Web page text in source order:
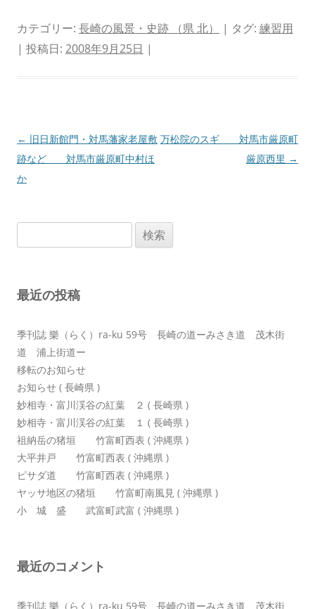
カテゴリー: 長崎の風景・史跡 （県 北） | タグ: 練習用
| 投稿日: 2008年9月25日 |
投
稿
ナ
ン
← 旧日新館門・対馬藩家老屋敷
跡など 対馬市厳原町中村ほ
か
万松院のスギ 対馬市厳原町
厳原西里 →
索:
最近の投稿
季刊誌 樂（らく）ra-ku 59号 長崎の道ーみさき道 茂木街
道 浦上街道ー
移転のお知らせ
お知らせ ( 長崎県 )
妙相寺・富川渓谷の紅葉 ２ ( 長崎県 )
妙相寺・富川渓谷の紅葉 １ ( 長崎県 )
祖納岳の猪垣 竹富町西表 ( 沖縄県 )
大平井戸 竹富町西表 ( 沖縄県 )
ピサダ道 竹富町西表 ( 沖縄県 )
ヤッサ地区の猪垣 竹富町南風見 ( 沖縄県 )
小 城 盛 武富町武富 ( 沖縄県 )
最近のコメント
季刊誌 樂（らく）ra-ku 59号 長崎の道ーみさき道 茂木街